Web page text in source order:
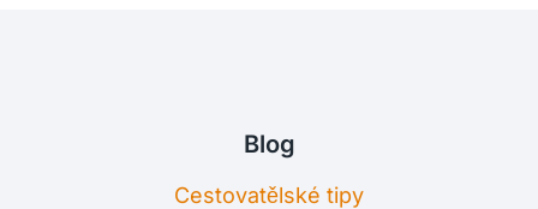
Blog
Cestovatělské tipy